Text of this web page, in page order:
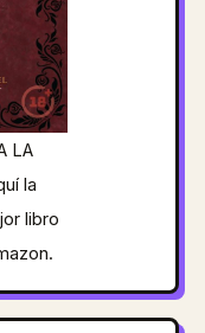
LA
la
libro